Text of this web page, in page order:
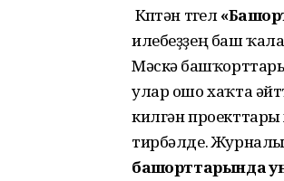
Күптән түгел
илебеҙҙең баш
Мәскәү
улар ошо хаҡта
килгән
тирбәлде.
башҡорттарында